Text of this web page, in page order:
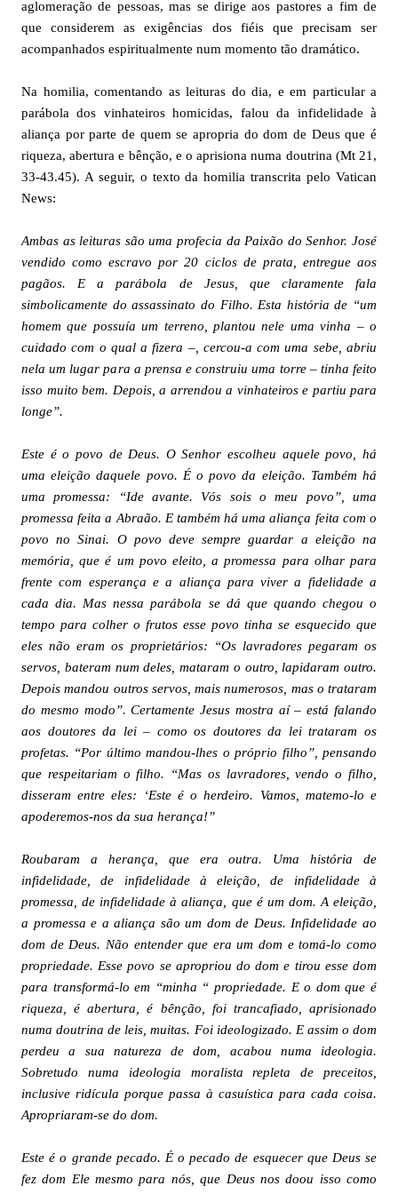
aglomeração de pessoas, mas se dirige aos pastores a fim de
que considerem as exigências dos fiéis que precisam ser
acompanhados espiritualmente num momento tão dramático.
Na homilia, comentando as leituras do dia, e em particular a
parábola dos vinhateiros homicidas, falou da infidelidade à
aliança por parte de quem se apropria do dom de Deus que é
riqueza, abertura e bênção, e o aprisiona numa doutrina (Mt 21,
33-43.45). A seguir, o texto da homilia transcrita pelo Vatican
News:
Ambas as leituras são uma profecia da Paixão do Senhor. José
vendido como escravo por 20 ciclos de prata, entregue aos
pagãos. E a parábola de Jesus, que claramente fala
simbolicamente do assassinato do Filho. Esta história de “um
homem que possuía um terreno, plantou nele uma vinha – o
cuidado com o qual a fizera –, cercou-a com uma sebe, abriu
nela um lugar para a prensa e construiu uma torre – tinha feito
isso muito bem. Depois, a arrendou a vinhateiros e partiu para
longe”.
Este é o povo de Deus. O Senhor escolheu aquele povo, há
uma eleição daquele povo. É o povo da eleição. Também há
uma promessa: “Ide avante. Vós sois o meu povo”, uma
promessa feita a Abraão. E também há uma aliança feita com o
povo no Sinai. O povo deve sempre guardar a eleição na
memória, que é um povo eleito, a promessa para olhar para
frente com esperança e a aliança para viver a fidelidade a
cada dia. Mas nessa parábola se dá que quando chegou o
tempo para colher o frutos esse povo tinha se esquecido que
eles não eram os proprietários: “Os lavradores pegaram os
servos, bateram num deles, mataram o outro, lapidaram outro.
Depois mandou outros servos, mais numerosos, mas o trataram
do mesmo modo”. Certamente Jesus mostra aí – está falando
aos doutores da lei – como os doutores da lei trataram os
profetas. “Por último mandou-lhes o próprio filho”, pensando
que respeitariam o filho. “Mas os lavradores, vendo o filho,
disseram entre eles: ‘Este é o herdeiro. Vamos, matemo-lo e
apoderemos-nos da sua herança!”
Roubaram a herança, que era outra. Uma história de
infidelidade, de infidelidade à eleição, de infidelidade à
promessa, de infidelidade à aliança, que é um dom. A eleição,
a promessa e a aliança são um dom de Deus. Infidelidade ao
dom de Deus. Não entender que era um dom e tomá-lo como
propriedade. Esse povo se apropriou do dom e tirou esse dom
para transformá-lo em “minha “ propriedade. E o dom que é
riqueza, é abertura, é bênção, foi trancafiado, aprisionado
numa doutrina de leis, muitas. Foi ideologizado. E assim o dom
perdeu a sua natureza de dom, acabou numa ideologia.
Sobretudo numa ideologia moralista repleta de preceitos,
inclusive ridícula porque passa à casuística para cada coisa.
Apropriaram-se do dom.
Este é o grande pecado. É o pecado de esquecer que Deus se
fez dom Ele mesmo para nós, que Deus nos doou isso como